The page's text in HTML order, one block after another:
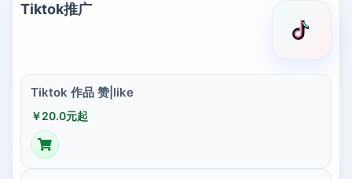
Tiktok推广
Tiktok 作品 赞|like
￥20.0元起